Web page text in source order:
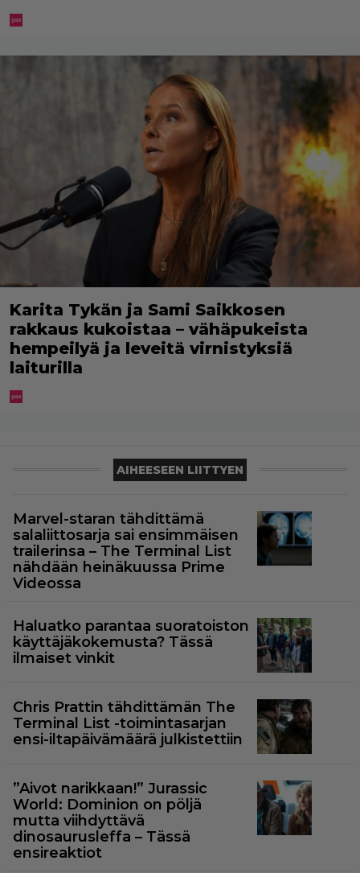
Karita Tykän ja Sami Saikkosen
rakkaus kukoistaa – vähäpukeista
hempeilyä ja leveitä virnistyksiä
laiturilla
AIHEESEEN LIITTYEN
Marvel-staran tähdittämä
salaliittosarja sai ensimmäisen
trailerinsa – The Terminal List
nähdään heinäkuussa Prime
Videossa
Haluatko parantaa suoratoiston
käyttäjäkokemusta? Tässä
ilmaiset vinkit
Chris Prattin tähdittämän The
Terminal List -toimintasarjan
ensi-iltapäivämäärä julkistettiin
”Aivot narikkaan!” Jurassic
World: Dominion on pöljä
mutta viihdyttävä
dinosaurusleffa – Tässä
ensireaktiot